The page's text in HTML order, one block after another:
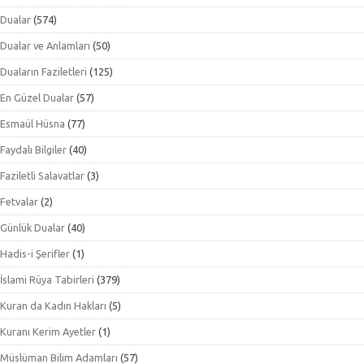
Dualar (574)
Dualar ve Anlamları (50)
Duaların Faziletleri (125)
En Güzel Dualar (57)
Esmaül Hüsna (77)
Faydalı Bilgiler (40)
Faziletli Salavatlar (3)
Fetvalar (2)
Günlük Dualar (40)
Hadis-i Şerifler (1)
İslami Rüya Tabirleri (379)
Kuran da Kadın Hakları (5)
Kuranı Kerim Ayetler (1)
Müslüman Bilim Adamları (57)